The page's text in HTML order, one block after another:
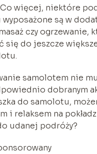
Co więcej, niektóre
są w
czy ogrzewanie,
się do jeszcze
samolotem nie
dobranym
do samolotu,
i relaksem na
udanej podróży?